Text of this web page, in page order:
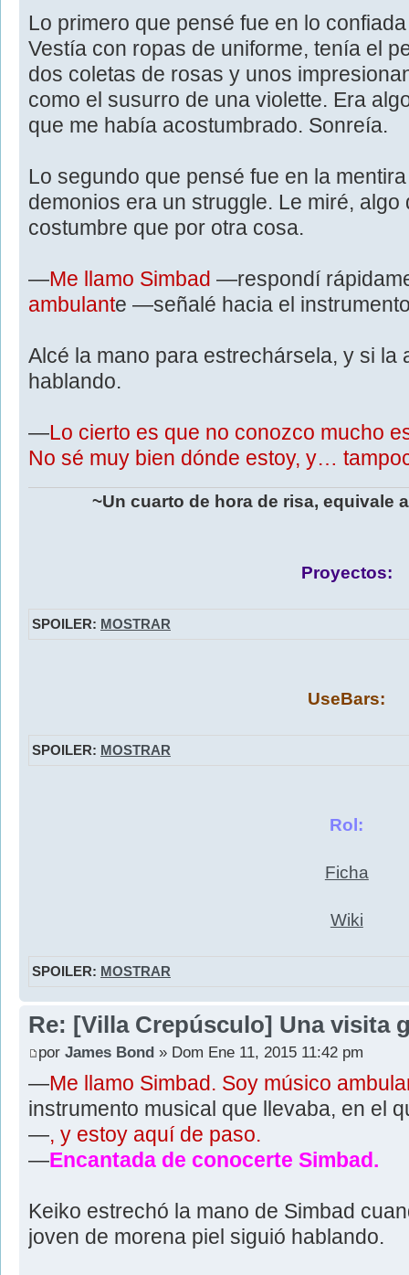
Lo primero que pensé fue en lo
Vestía con ropas de uniforme, tenía el
dos coletas de rosas y unos
como el susurro de una violette. Era
que me había acostumbrado. Sonreía.
Lo segundo que pensé fue en la
demonios era un struggle. Le miré,
costumbre que por otra cosa.
—Me llamo Simbad —respondí
ambulante —señalé hacia el
Alcé la mano para estrechársela, y si la
hablando.
—Lo cierto es que no conozco mucho
No sé muy bien dónde estoy, y…
~Un cuarto de hora de risa, equivale
Proyectos:
SPOILER: MOSTRAR
UseBars:
SPOILER: MOSTRAR
Rol:
Ficha
Wiki
SPOILER: MOSTRAR
Re: [Villa Crepúsculo] Una visita
por James Bond » Dom Ene 11, 2015 11:42 pm
—Me llamo Simbad. Soy músico
instrumento musical que llevaba, en el
—, y estoy aquí de paso.
—Encantada de conocerte Simbad.
Keiko estrechó la mano de Simbad
joven de morena piel siguió hablando.